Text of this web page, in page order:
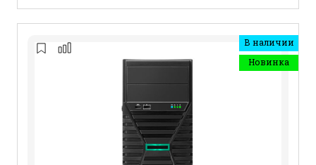
В наличии
Новинка